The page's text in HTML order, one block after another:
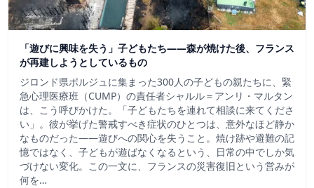
「遊びに興味を失う」子どもたち——森が焼けた後、フランス
が再建しようとしているもの
ジロンド県ポルジュに集まった300人の子どもの親たちに、緊
急心理医療班（CUMP）の責任者シャルル＝アンリ・マルタン
は、こう呼びかけた。「子どもたちを連れて相談に来てくださ
い」。彼が挙げた警戒すべき症状のひとつは、意外なほど静か
なものだった――遊びへの関心を失うこと。焼け跡や避難の記
憶ではなく、子どもが遊ばなくなるという、日常の中でしか気
づけない変化。この一文に、フランスの災害復旧という営みが
何を…